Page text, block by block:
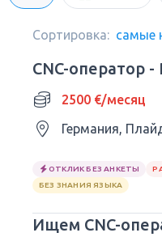
Сортировка: самые
CNC-оператор
2500 €/месяц
Германия,
ОТКЛИК БЕЗ АНКЕТЫ
БЕЗ ЗНАНИЯ ЯЗЫКА
Ищем CNC-